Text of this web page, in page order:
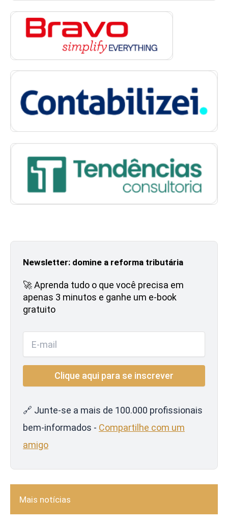
Newsletter: domine a reforma tributária
🚀 Aprenda tudo o que você precisa em
apenas 3 minutos e ganhe um e-book
gratuito
🔗 Junte-se a mais de 100.000 profissionais
bem-informados - Compartilhe com um
amigo
Mais notícias